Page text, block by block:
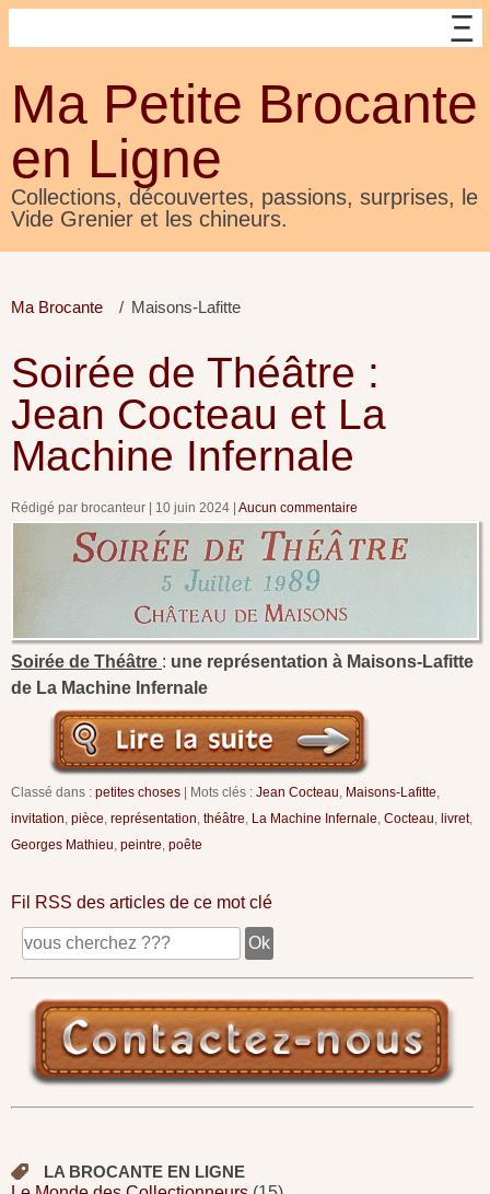
Ma Petite Brocante
en Ligne
Collections, découvertes, passions, surprises, le
Vide Grenier et les chineurs.
Ma Brocante Maisons-Lafitte
Soirée de Théâtre :
Jean Cocteau et La
Machine Infernale
Rédigé par brocanteur 10 juin 2024 Aucun commentaire
Soirée de Théâtre : une représentation à Maisons-Lafitte
de La Machine Infernale
Classé dans : petites choses Mots clés : Jean Cocteau Maisons-Lafitte
invitation pièce représentation théâtre La Machine Infernale Cocteau livret,
Georges Mathieu peintre poête
Fil RSS des articles de ce mot clé
LA BROCANTE EN LIGNE